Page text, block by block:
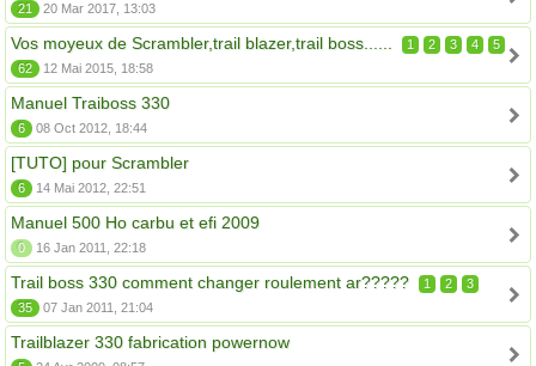
21
20 Mar 2017, 13:03
Vos moyeux de Scrambler,trail blazer,trail boss...... 1 2 3 4
5
62
12 Mai 2015, 18:58
Manuel Traiboss 330
6 08 Oct 2012, 18:44
[TUTO] pour Scrambler
6 14 Mai 2012, 22:51
Manuel 500 Ho carbu et efi 2009
0 16 Jan 2011, 22:18
Trail boss 330 comment changer roulement ar????? 1 2
3
35
07 Jan 2011, 21:04
Trailblazer 330 fabrication powernow